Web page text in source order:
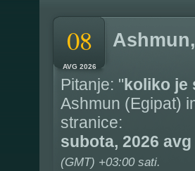
08
AVG 2026
Pitanje: "koliko je
Ashmun (Egipat)
stranice:
subota, 2026 avg
(GMT) +03:00 sati.